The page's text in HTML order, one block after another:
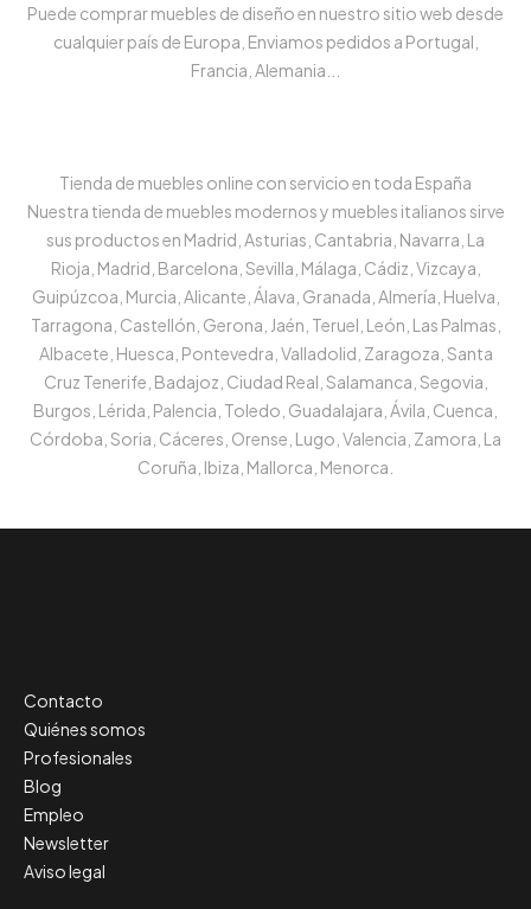
Puede comprar muebles de diseño en nuestro sitio web desde
cualquier país de Europa, Enviamos pedidos a Portugal,
Francia, Alemania...
Tienda de muebles online con servicio en toda España
Nuestra tienda de muebles modernos y muebles italianos sirve
sus productos en Madrid, Asturias, Cantabria, Navarra, La
Rioja, Madrid, Barcelona, Sevilla, Málaga, Cádiz, Vizcaya,
Guipúzcoa, Murcia, Alicante, Álava, Granada, Almería, Huelva,
Tarragona, Castellón, Gerona, Jaén, Teruel, León, Las Palmas,
Albacete, Huesca, Pontevedra, Valladolid, Zaragoza, Santa
Cruz Tenerife, Badajoz, Ciudad Real, Salamanca, Segovia,
Burgos, Lérida, Palencia, Toledo, Guadalajara, Ávila, Cuenca,
Córdoba, Soria, Cáceres, Orense, Lugo, Valencia, Zamora, La
Coruña, Ibiza, Mallorca, Menorca.
Contacto
Quiénes somos
Profesionales
Blog
Empleo
Newsletter
Aviso legal